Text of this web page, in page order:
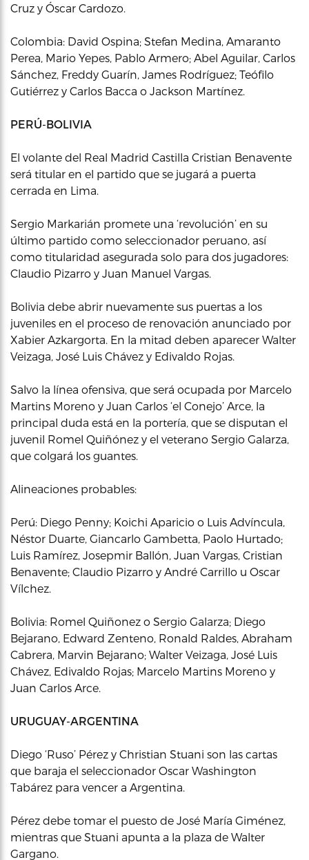
Cruz y Óscar Cardozo.
Colombia: David Ospina; Stefan Medina, Amaranto
Perea, Mario Yepes, Pablo Armero; Abel Aguilar, Carlos
Sánchez, Freddy Guarín, James Rodríguez; Teófilo
Gutiérrez y Carlos Bacca o Jackson Martínez.
PERÚ-BOLIVIA
El volante del Real Madrid Castilla Cristian Benavente
será titular en el partido que se jugará a puerta
cerrada en Lima.
Sergio Markarián promete una ‘revolución’ en su
último partido como seleccionador peruano, así
como titularidad asegurada solo para dos jugadores:
Claudio Pizarro y Juan Manuel Vargas.
Bolivia debe abrir nuevamente sus puertas a los
juveniles en el proceso de renovación anunciado por
Xabier Azkargorta. En la mitad deben aparecer Walter
Veizaga, José Luis Chávez y Edivaldo Rojas.
Salvo la línea ofensiva, que será ocupada por Marcelo
Martins Moreno y Juan Carlos ‘el Conejo’ Arce, la
principal duda está en la portería, que se disputan el
juvenil Romel Quiñónez y el veterano Sergio Galarza,
que colgará los guantes.
Alineaciones probables:
Perú: Diego Penny; Koichi Aparicio o Luis Advíncula,
Néstor Duarte, Giancarlo Gambetta, Paolo Hurtado;
Luis Ramírez, Josepmir Ballón, Juan Vargas, Cristian
Benavente; Claudio Pizarro y André Carrillo u Oscar
Vílchez.
Bolivia: Romel Quiñonez o Sergio Galarza; Diego
Bejarano, Edward Zenteno, Ronald Raldes, Abraham
Cabrera, Marvin Bejarano; Walter Veizaga, José Luis
Chávez, Edivaldo Rojas; Marcelo Martins Moreno y
Juan Carlos Arce.
URUGUAY-ARGENTINA
Diego ‘Ruso’ Pérez y Christian Stuani son las cartas
que baraja el seleccionador Oscar Washington
Tabárez para vencer a Argentina.
Pérez debe tomar el puesto de José María Giménez,
mientras que Stuani apunta a la plaza de Walter
Gargano.